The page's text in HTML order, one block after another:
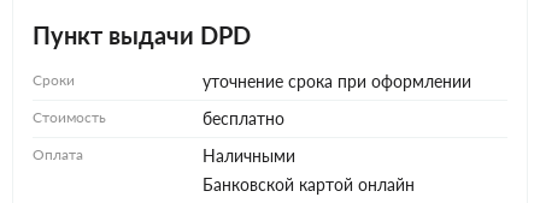
Пункт выдачи DPD
Сроки уточнение срока при оформлении
Стоимость бесплатно
Оплата
Наличными
Банковской картой онлайн